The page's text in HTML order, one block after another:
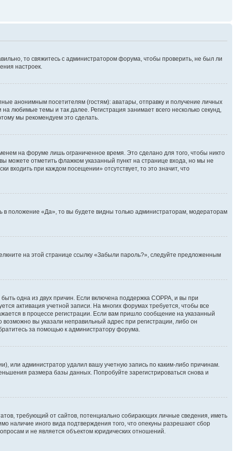
то свяжитесь с администратором форума, чтобы проверить, не был ли
настроек.
анонимным посетителям (гостям): аватары, отправку и получение личных
любимые темы и так далее. Регистрация занимает всего несколько секунд,
мы рекомендуем это сделать.
на форуме лишь ограниченное время. Это сделано для того, чтобы никто
можете отметить флажком указанный пункт на странице входа, но мы не
входить при каждом посещении» отсутствует, то это значит, что
положение «Да», то вы будете видны только администраторам, модераторам
на этой странице ссылку «Забыли пароль?», следуйте предложенным
одна из двух причин. Если включена поддержка COPPA, и вы при
активация учетной записи. На многих форумах требуется, чтобы все
в процессе регистрации. Если вам пришло сообщение на указанный
вы указали неправильный адрес при регистрации, либо он
за помощью к администратору форума.
или администратор удалил вашу учетную запись по каким-либо причинам.
размера базы данных. Попробуйте зарегистрироваться снова и
требующий от сайтов, потенциально собирающих личные сведения, иметь
наличие иного вида подтверждения того, что опекуны разрешают сбор
и не является объектом юридических отношений.